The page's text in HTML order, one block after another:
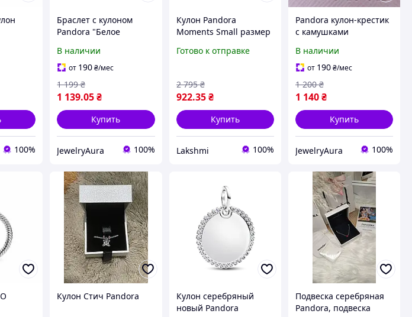
100%
Браслет с кулоном
Pandora "Белое
В наличии
от 190₴/мес
1 139.05₴
1 199 ₴
Купить
JewelryAura 100%
Кулон Pandora
Moments Small размер
Готово к отправке
922.35 ₴
2 795 ₴
Купить
Lakshmi 100%
Pandora кулон-крестик
с камушками
В наличии
от 190₴/мес
1 140₴
1 200 ₴
Купить
JewelryAura 100%
Кулон Стич Pandora Кулон серебряный
новый Pandora
Подвеска серебряная
Pandora, подвеска